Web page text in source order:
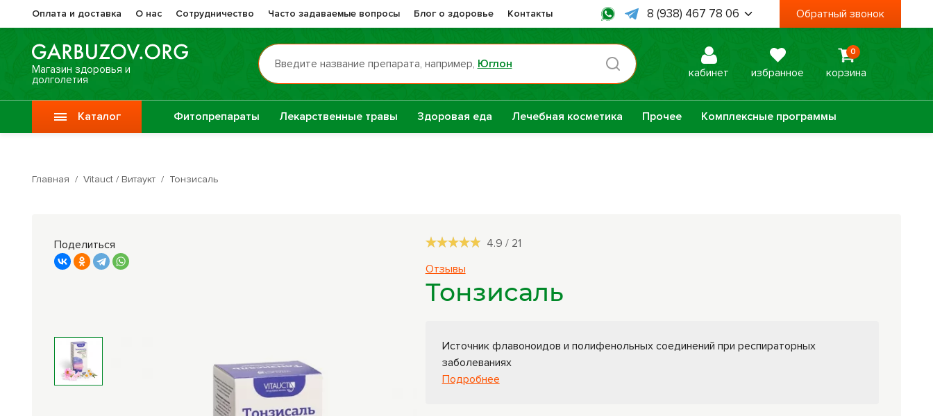
Оплата и доставка О нас Сотрудничество Часто задаваемые вопросы Блог о здоровье Контакты
8 (938) 467 78 06
Пн - Пт, с 09:00 до 18:00
Обратный звонок
Магазин здоровья и
долголетия
Введите название препарата, например, Юглон
кабинет избранное
0
корзина
Каталог
растительные
масла
Г.А.
программы
Фитопрепараты Лекарственные травы Здоровая еда Лечебная косметика Прочее Комплексные программы
Главная / Vitauct / Витаукт / Тонзисаль
Поделиться 4.9 / 21
Отзывы
Тонзисаль
Источник флавоноидов и полифенольных соединений при респираторных
заболеваниях
Подробнее